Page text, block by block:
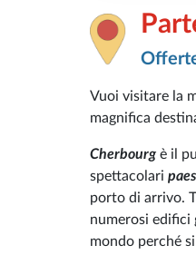
Vuoi visitare la
magnifica
Cherbourg è il
spettacolari
porto di arrivo.
numerosi edifici
mondo perché